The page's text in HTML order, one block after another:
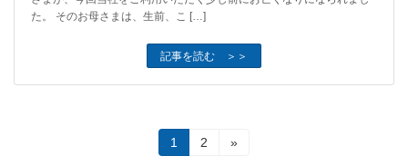
た。 そのお母さまは、生前、こ […]
記事を読む ＞＞
固
定
1
固
2 »